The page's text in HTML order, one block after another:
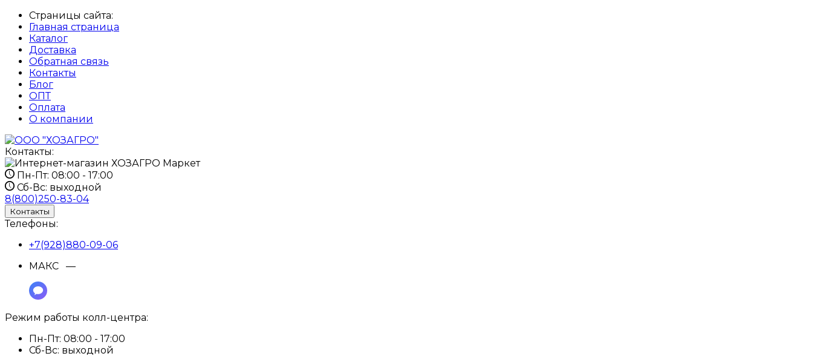
Страницы сайта:
Главная страница
Каталог
Доставка
Обратная связь
Контакты
Блог
ОПТ
Оплата
О компании
Контакты:
Пн-Пт: 08:00 - 17:00
Сб-Вс: выходной
8(800)250-83-04
Контакты
Телефоны:
+7(928)880-09-06
МАКС —
Режим работы колл-центра:
Пн-Пт: 08:00 - 17:00
Сб-Вс: выходной